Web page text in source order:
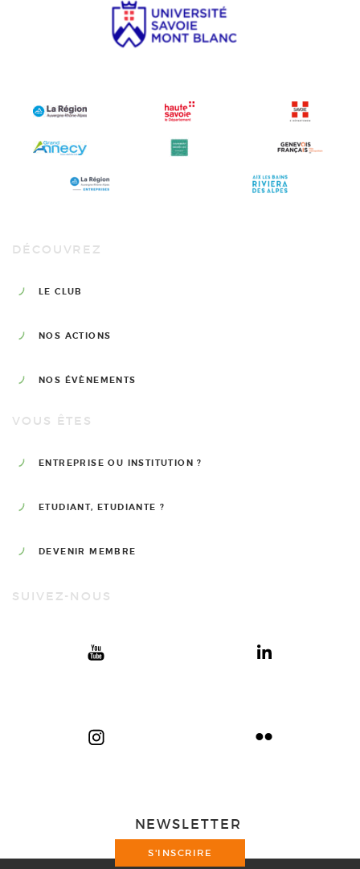
SUIVEZ-NOUS
DÉCOUVREZ
LE CLUB
NOS ACTIONS
NOS ÉVÈNEMENTS
VOUS ÊTES
ENTREPRISE OU INSTITUTION ?
ETUDIANT, ETUDIANTE ?
DEVENIR MEMBRE
NEWSLETTER
S'INSCRIRE